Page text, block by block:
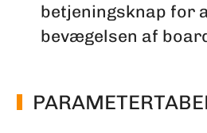
betjeningsknap for
bevægelsen af